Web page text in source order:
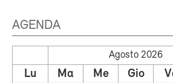
AGENDA
Agosto 2026
Lu Ma Me Gio